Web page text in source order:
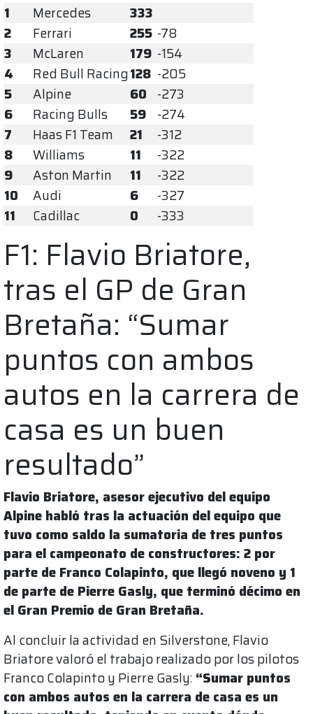
1
Mercedes
333
2
Ferrari 255 -78
3
McLaren 179 -154
4
Red Bull Racing128 -205
5
Alpine 60 -273
6
Racing Bulls 59 -274
7
Haas F1 Team 21
-312
8
Williams 11
-322
9
Aston Martin 11
-322
10
Audi 6
-327
11
Cadillac 0 -333
F1: Flavio Briatore,
tras el GP de Gran
Bretaña: “Sumar
puntos con ambos
autos en la carrera de
casa es un buen
resultado”
Flavio Briatore, asesor ejecutivo del equipo
Alpine habló tras la actuación del equipo que
tuvo como saldo la sumatoria de tres puntos
para el campeonato de constructores: 2 por
parte de Franco Colapinto, que llegó noveno y 1
de parte de Pierre Gasly, que terminó décimo en
el Gran Premio de Gran Bretaña.
Al concluir la actividad en Silverstone, Flavio
Briatore valoró el trabajo realizado por los pilotos
Franco Colapinto y Pierre Gasly: “Sumar puntos
con ambos autos en la carrera de casa es un